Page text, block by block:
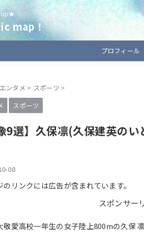
up★
map！
プロフィール
エンタメ > スポーツ >
スポーツ
9選】久保凛(久保建英の
08
のリンクには広告が含まれています。
スポンサー
敬愛高校一年生の女子陸上800mの久保 凛